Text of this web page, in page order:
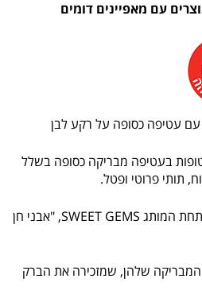
עם מאפיינים דומים
בעטיפה מבריקה כסופה בשלל
תותי פרוטי ופטל.
הממתק מגיע בשקית שקופה תחת המותג SWEET GEMS, "אבני חן
שלהן, שמזכירה את הברק